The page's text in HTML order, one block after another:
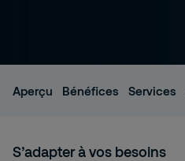
Aperçu Bénéfices Services
S’adapter à vos besoins